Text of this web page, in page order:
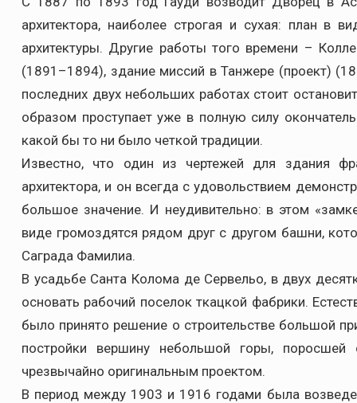
архитектора, наиболее строгая и сухая: план в
архитектуры. Другие работы того времени –
(1891–1894), здание миссий в Танжере (проект)
последних двух небольших работах стоит
образом проступает уже в полную силу
какой бы то ни было четкой традиции.
Известно, что один из чертежей для здания
архитектора, и он всегда с удовольствием
большое значение. И неудивительно: в этом
виде громоздятся рядом друг с другом башни,
Саграда Фамилиа.
В усадьбе Санта Колома де Сервельо, в двух
основать рабочий поселок ткацкой фабрики.
было принято решение о строительстве большой
постройки вершину небольшой горы,
чрезвычайно оригинальным проектом.
В период между 1903 и 1916 годами была